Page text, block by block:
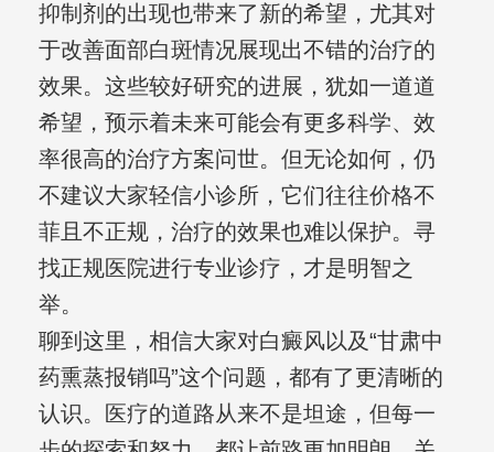
抑制剂的出现也带来了新的希望，尤其对
于改善面部白斑情况展现出不错的治疗的
效果。这些较好研究的进展，犹如一道道
希望，预示着未来可能会有更多科学、效
率很高的治疗方案问世。但无论如何，仍
不建议大家轻信小诊所，它们往往价格不
菲且不正规，治疗的效果也难以保护。寻
找正规医院进行专业诊疗，才是明智之
举。
聊到这里，相信大家对白癜风以及“甘肃中
药熏蒸报销吗”这个问题，都有了更清晰的
认识。医疗的道路从来不是坦途，但每一